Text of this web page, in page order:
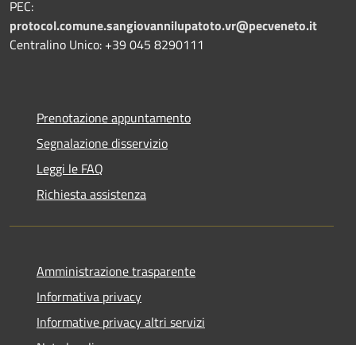
PEC:
protocol.comune.sangiovannilupatoto.vr@pecveneto.it
Centralino Unico: +39 045 8290111
Prenotazione appuntamento
Segnalazione disservizio
Leggi le FAQ
Richiesta assistenza
Amministrazione trasparente
Informativa privacy
Informative privacy altri servizi